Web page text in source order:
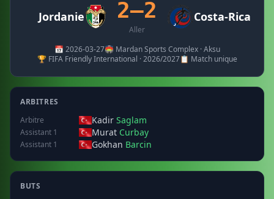
Jordanie 2–2
Aller
Costa-Rica
📅 2026-03-27🏟️ Mardan Sports Complex · Aksu
🏆 FIFA Friendly International · 2026/2027📋 Match unique
ARBITRES
Arbitre
Kadir Saglam
Assistant 1 Murat Curbay
Assistant 1 Gokhan Barcin
BUTS